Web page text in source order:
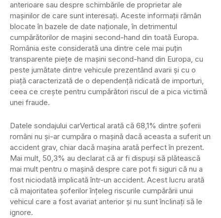
anterioare sau despre schimbările de proprietar ale
mașinilor de care sunt interesați. Aceste informații rămân
blocate în bazele de date naționale, în detrimentul
cumpărătorilor de mașini second-hand din toată Europa.
România este considerată una dintre cele mai puțin
transparente piețe de mașini second-hand din Europa, cu
peste jumătate dintre vehicule prezentând avarii și cu o
piață caracterizată de o dependență ridicată de importuri,
ceea ce crește pentru cumpărători riscul de a pica victimă
unei fraude.
Datele sondajului carVertical arată că 68,1% dintre șoferii
români nu și-ar cumpăra o mașină dacă aceasta a suferit un
accident grav, chiar dacă mașina arată perfect în prezent.
Mai mult, 50,3% au declarat că ar fi dispuși să plătească
mai mult pentru o mașină despre care pot fi siguri că nu a
fost niciodată implicată într-un accident. Acest lucru arată
că majoritatea șoferilor înțeleg riscurile cumpărării unui
vehicul care a fost avariat anterior și nu sunt înclinați să le
ignore.